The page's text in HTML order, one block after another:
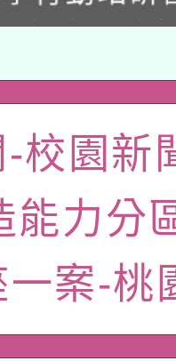
年度閱讀
業研習
講師名單
教學軟體
會函釋公
水利署委託
辦理「
及節水達
日(星期六
福系列
地景藝術
校園新
能力分
案-桃